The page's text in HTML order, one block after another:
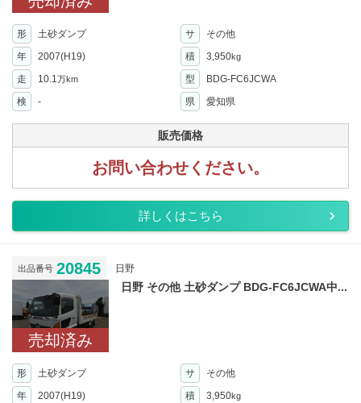
形 土砂ダンプ サ
その他
年
2007(H19) 積 3,950kg
走 10.1万km 型
BDG-FC6JCWA
検
- 県 愛知県
販売価格
お問い合わせください。
詳しくはこちら
出品番号 20845 日野
売却済み
日野 その他 土砂ダンプ BDG-FC6JCWA中...
形 土砂ダンプ サ
その他
年
2007(H19) 積 3,950kg